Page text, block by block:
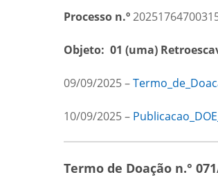
Processo n.º
Objeto: 01 (uma)
09/09/2025 –
10/09/2025 –
Termo de Doação n.°